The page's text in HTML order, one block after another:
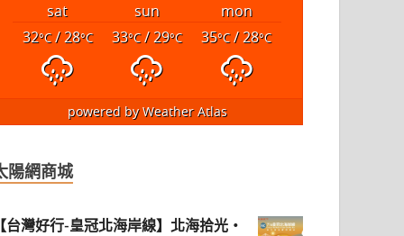
sat sun
mon
32°C/ 28°C 33°C/ 29°C 35°C/ 28°C
powered byWeather Atlas
陽網商城
台灣好行-皇冠北海岸線】北海拾光・